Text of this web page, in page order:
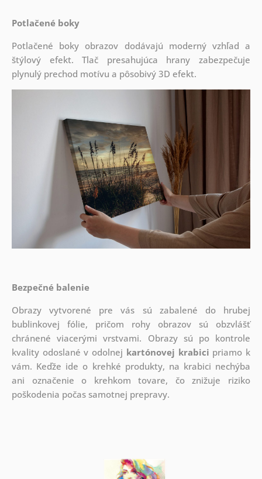
Potlačené boky
Potlačené boky obrazov dodávajú moderný vzhľad a
štýlový efekt. Tlač presahujúca hrany zabezpečuje
plynulý prechod motívu a pôsobivý 3D efekt.
Bezpečné balenie
Obrazy vytvorené pre vás sú zabalené do hrubej
bublinkovej fólie, pričom rohy obrazov sú obzvlášť
chránené viacerými vrstvami. Obrazy sú po kontrole
kvality odoslané v odolnej kartónovej krabici priamo k
vám. Keďže ide o krehké produkty, na krabici nechýba
ani označenie o krehkom tovare, čo znižuje riziko
poškodenia počas samotnej prepravy.